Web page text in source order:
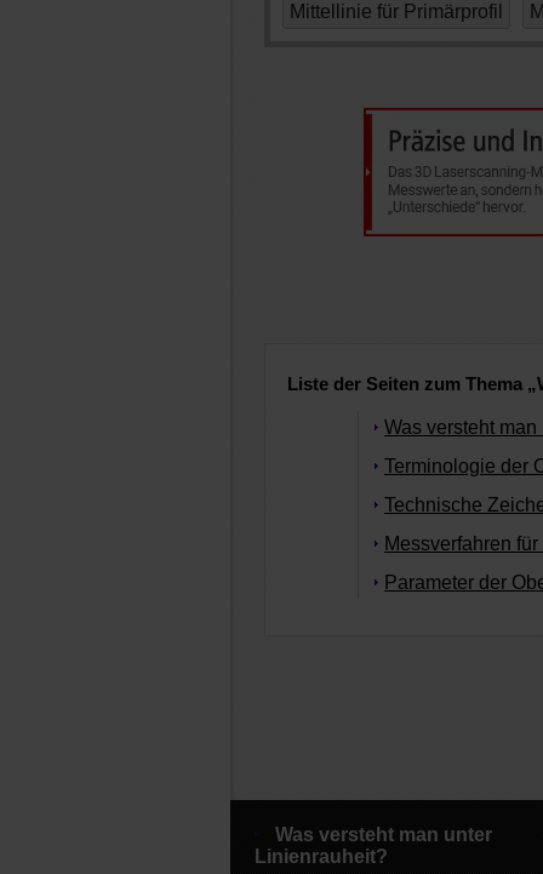
Mittellinie für Primärprofil
Liste der Seiten zum Thema
Was versteht
Terminologie der
Technische
Messverfahren
Parameter der
Was versteht man unter
Linienrauheit?